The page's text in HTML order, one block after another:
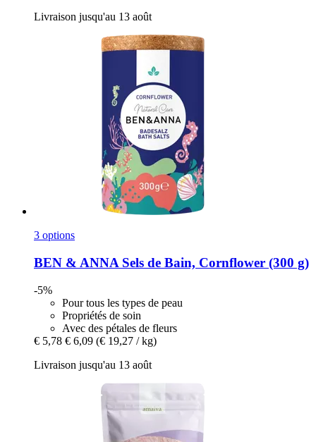
Livraison jusqu'au 13 août
3 options
BEN & ANNA Sels de Bain, Cornflower (300 g)
-5%
Pour tous les types de peau
Propriétés de soin
Avec des pétales de fleurs
€ 5,78 € 6,09 (€ 19,27 / kg)
Livraison jusqu'au 13 août